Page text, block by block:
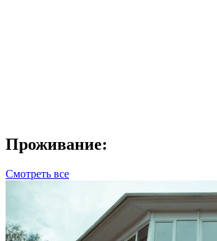
Проживание:
Смотреть все